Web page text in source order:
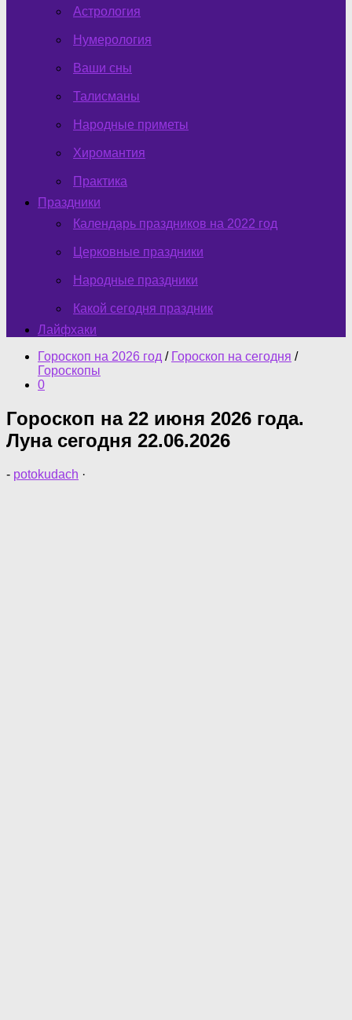
Астрология
Нумерология
Ваши сны
Талисманы
Народные приметы
Хиромантия
Практика
Праздники
Календарь праздников на 2022 год
Церковные праздники
Народные праздники
Какой сегодня праздник
Лайфхаки
Гороскоп на 2026 год / Гороскоп на сегодня /
Гороскопы
0
Гороскоп на 22 июня 2026 года.
Луна сегодня 22.06.2026
- potokudach ·